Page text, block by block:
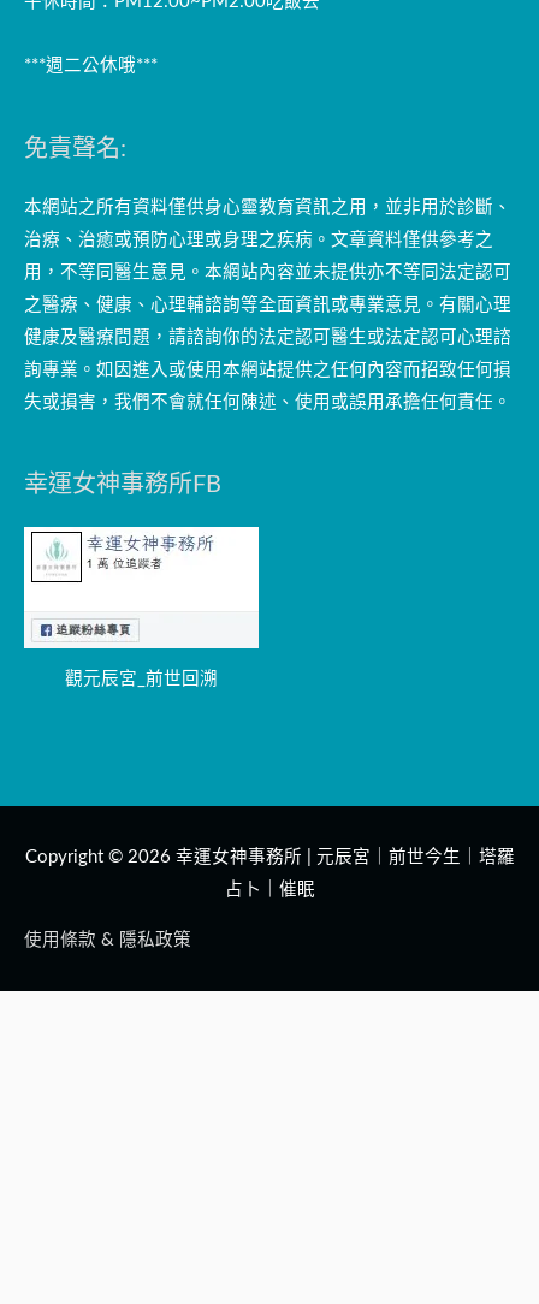
***週二公休哦***
免責聲名:
本網站之所有資料僅供身心靈教育資訊之用，並非用於診斷、
治療、治癒或預防心理或身理之疾病。文章資料僅供參考之
用，不等同醫生意見。本網站內容並未提供亦不等同法定認可
之醫療、健康、心理輔諮詢等全面資訊或專業意見。有關心理
健康及醫療問題，請諮詢你的法定認可醫生或法定認可心理諮
詢專業。如因進入或使用本網站提供之任何內容而招致任何損
失或損害，我們不會就任何陳述、使用或誤用承擔任何責任。
幸運女神事務所FB
觀元辰宮_前世回溯
Copyright © 2026 幸運女神事務所 | 元辰宮｜前世今生｜塔羅
占卜｜催眠
使用條款 & 隱私政策